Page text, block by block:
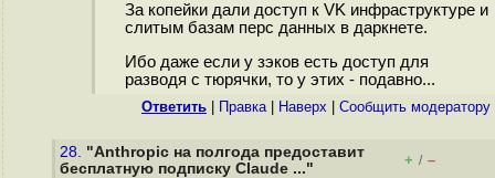
За копейки дали доступ к VK инфраструктуре и
слитым базам перс данных в даркнете.
Ибо даже если у зэков есть доступ для
разводя с тюрячки, то у этих - подавно...
Ответить Правка| Наверх Cообщить модератору
28. "Anthropic на полгода предоставит
бесплатную подписку Claude ..."
+ / –